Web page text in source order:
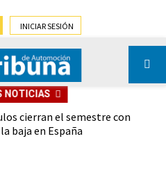
INICIAR SESIÓN
NOTICIAS
cierran el semestre con
baja en España